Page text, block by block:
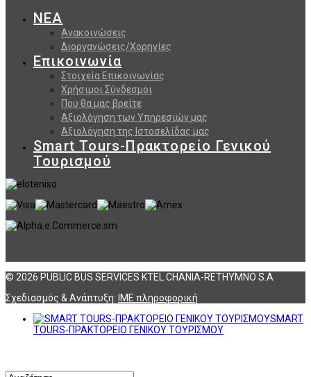
ΝΕΑ
Ανακοινώσεις
Διοργανώσεις/Χορηγίες
Επικοινωνία
Στοιχεία Επικοινωνίας
Χρήσιμοι Σύνδεσμοι
Που θα μας βρείτε
Αξιολόγηση των Υπηρεσιών μας
Αξιολόγηση της Ιστοσελίδας μας
Smart Tours-Πρακτορείο Γενικού
Τουρισμού
© 2026 PUBLIC BUS SERVICES KTEL CHANIA-RETHYMNO S.A
Σχεδιασμός & Ανάπτυξη: ΙΜΕ πληροφορική
SMART
TOURS-ΠΡΑΚΤΟΡΕΙΟ ΓΕΝΙΚΟΥ ΤΟΥΡΙΣΜΟΥ